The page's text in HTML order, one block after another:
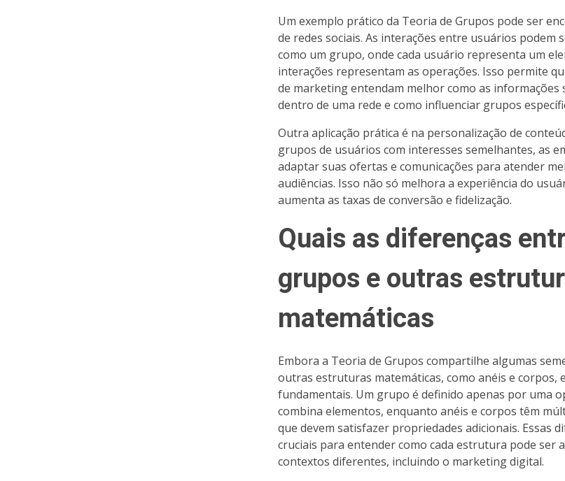
Um exemplo prático da Teoria de Grupos pode ser
de redes sociais. As interações entre usuários podem
como um grupo, onde cada usuário representa um
interações representam as operações. Isso permite
de marketing entendam melhor como as informações
dentro de uma rede e como influenciar grupos
Outra aplicação prática é na personalização de
grupos de usuários com interesses semelhantes, as
adaptar suas ofertas e comunicações para atender
audiências. Isso não só melhora a experiência do
aumenta as taxas de conversão e fidelização.
Quais as diferenças
grupos e outras
matemáticas
Embora a Teoria de Grupos compartilhe algumas
outras estruturas matemáticas, como anéis e corpos,
fundamentais. Um grupo é definido apenas por uma
combina elementos, enquanto anéis e corpos têm
que devem satisfazer propriedades adicionais. Essas
cruciais para entender como cada estrutura pode ser
contextos diferentes, incluindo o marketing digital.